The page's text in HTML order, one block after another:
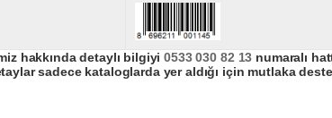
hakkında detaylı bilgiyi0533 030 82 13 numaralı
sadece kataloglarda yer aldığı için mutlaka